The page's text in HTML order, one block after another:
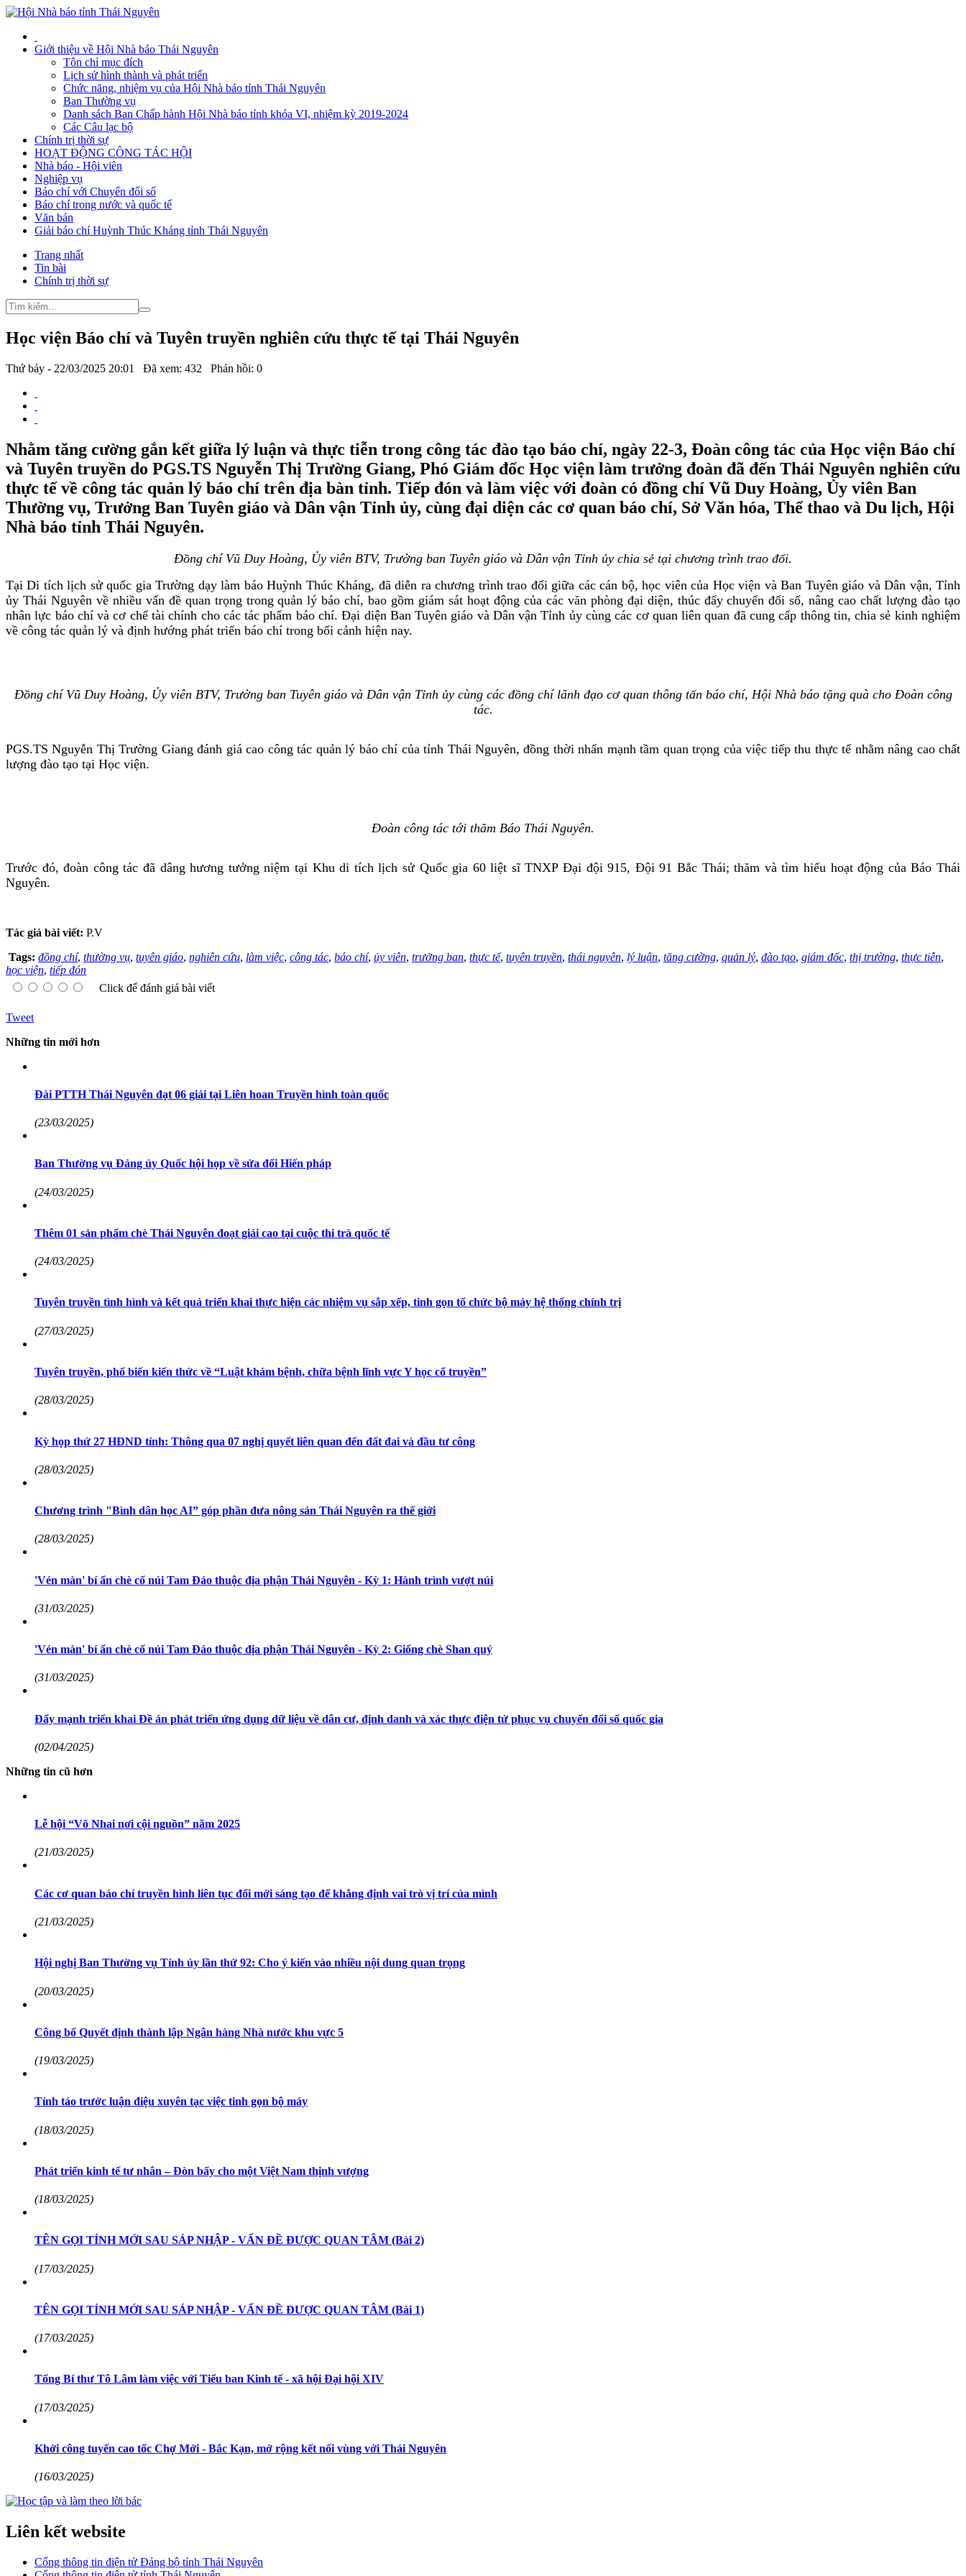
Giới thiệu về Hội Nhà báo Thái Nguyên
Tôn chỉ mục đích
Lịch sử hình thành và phát triển
Chức năng, nhiệm vụ của Hội Nhà báo tỉnh Thái Nguyên
Ban Thường vụ
Danh sách Ban Chấp hành Hội Nhà báo tỉnh khóa VI, nhiệm kỳ 2019-2024
Các Câu lạc bộ
Chính trị thời sự
HOẠT ĐỘNG CÔNG TÁC HỘI
Nhà báo - Hội viên
Nghiệp vụ
Báo chí với Chuyển đổi số
Báo chí trong nước và quốc tế
Văn bản
Giải báo chí Huỳnh Thúc Kháng tỉnh Thái Nguyên
Trang nhất
Tin bài
Chính trị thời sự
Học viện Báo chí và Tuyên truyền nghiên cứu thực tế tại Thái Nguyên
Thứ bảy - 22/03/2025 20:01 Đã xem: 432 Phản hồi: 0
Nhằm tăng cường gắn kết giữa lý luận và thực tiễn trong công tác đào tạo báo chí, ngày 22-3, Đoàn công tác của Học viện Báo chí
và Tuyên truyền do PGS.TS Nguyễn Thị Trường Giang, Phó Giám đốc Học viện làm trưởng đoàn đã đến Thái Nguyên nghiên cứu
thực tế về công tác quản lý báo chí trên địa bàn tỉnh. Tiếp đón và làm việc với đoàn có đồng chí Vũ Duy Hoàng, Ủy viên Ban
Thường vụ, Trưởng Ban Tuyên giáo và Dân vận Tỉnh ủy, cùng đại diện các cơ quan báo chí, Sở Văn hóa, Thể thao và Du lịch, Hội
Nhà báo tỉnh Thái Nguyên.
Đồng chí Vũ Duy Hoàng, Ủy viên BTV, Trưởng ban Tuyên giáo và Dân vận Tỉnh ủy chia sẻ tại chương trình trao đổi.
Tại Di tích lịch sử quốc gia Trường dạy làm báo Huỳnh Thúc Kháng, đã diễn ra chương trình trao đổi giữa các cán bộ, học viên của Học viện và Ban Tuyên giáo và Dân vận, Tỉnh
ủy Thái Nguyên về nhiều vấn đề quan trọng trong quản lý báo chí, bao gồm giám sát hoạt động của các văn phòng đại diện, thúc đẩy chuyển đổi số, nâng cao chất lượng đào tạo
nhân lực báo chí và cơ chế tài chính cho các tác phẩm báo chí. Đại diện Ban Tuyên giáo và Dân vận Tỉnh ủy cùng các cơ quan liên quan đã cung cấp thông tin, chia sẻ kinh nghiệm
về công tác quản lý và định hướng phát triển báo chí trong bối cảnh hiện nay.
Đồng chí Vũ Duy Hoàng, Ủy viên BTV, Trưởng ban Tuyên giáo và Dân vận Tỉnh ủy cùng các đồng chí lãnh đạo cơ quan thông tấn báo chí, Hội Nhà báo tặng quà cho Đoàn công
tác.
PGS.TS Nguyễn Thị Trường Giang đánh giá cao công tác quản lý báo chí của tỉnh Thái Nguyên, đồng thời nhấn mạnh tầm quan trọng của việc tiếp thu thực tế nhằm nâng cao chất
lượng đào tạo tại Học viện.
Đoàn công tác tới thăm Báo Thái Nguyên.
Trước đó, đoàn công tác đã dâng hương tưởng niệm tại Khu di tích lịch sử Quốc gia 60 liệt sĩ TNXP Đại đội 915, Đội 91 Bắc Thái; thăm và tìm hiểu hoạt động của Báo Thái
Nguyên.
Tác giả bài viết: P.V
Tags: đồng chí, thường vụ, tuyên giáo, nghiên cứu, làm việc, công tác, báo chí, ủy viên, trưởng ban, thực tế, tuyên truyền, thái nguyên, lý luận, tăng cường, quản lý, đào tạo, giám đốc, thị trường, thực tiễn,
học viện, tiếp đón
Click để đánh giá bài viết
Tweet
Những tin mới hơn
Đài PTTH Thái Nguyên đạt 06 giải tại Liên hoan Truyền hình toàn quốc
(23/03/2025)
Ban Thường vụ Đảng ủy Quốc hội họp về sửa đổi Hiến pháp
(24/03/2025)
Thêm 01 sản phẩm chè Thái Nguyên đoạt giải cao tại cuộc thi trà quốc tế
(24/03/2025)
Tuyên truyền tình hình và kết quả triển khai thực hiện các nhiệm vụ sắp xếp, tinh gọn tổ chức bộ máy hệ thống chính trị
(27/03/2025)
Tuyên truyền, phổ biến kiến thức về “Luật khám bệnh, chữa bệnh lĩnh vực Y học cổ truyền”
(28/03/2025)
Kỳ họp thứ 27 HĐND tỉnh: Thông qua 07 nghị quyết liên quan đến đất đai và đầu tư công
(28/03/2025)
Chương trình "Bình dân học AI” góp phần đưa nông sản Thái Nguyên ra thế giới
(28/03/2025)
'Vén màn' bí ẩn chè cổ núi Tam Đảo thuộc địa phận Thái Nguyên - Kỳ 1: Hành trình vượt núi
(31/03/2025)
'Vén màn' bí ẩn chè cổ núi Tam Đảo thuộc địa phận Thái Nguyên - Kỳ 2: Giống chè Shan quý
(31/03/2025)
Đẩy mạnh triển khai Đề án phát triển ứng dụng dữ liệu về dân cư, định danh và xác thực điện tử phục vụ chuyển đổi số quốc gia
(02/04/2025)
Những tin cũ hơn
Lễ hội “Võ Nhai nơi cội nguồn” năm 2025
(21/03/2025)
Các cơ quan báo chí truyền hình liên tục đổi mới sáng tạo để khẳng định vai trò vị trí của mình
(21/03/2025)
Hội nghị Ban Thường vụ Tỉnh ủy lần thứ 92: Cho ý kiến vào nhiều nội dung quan trọng
(20/03/2025)
Công bố Quyết định thành lập Ngân hàng Nhà nước khu vực 5
(19/03/2025)
Tỉnh táo trước luận điệu xuyên tạc việc tinh gọn bộ máy
(18/03/2025)
Phát triển kinh tế tư nhân – Đòn bẩy cho một Việt Nam thịnh vượng
(18/03/2025)
TÊN GỌI TỈNH MỚI SAU SÁP NHẬP - VẤN ĐỀ ĐƯỢC QUAN TÂM (Bài 2)
(17/03/2025)
TÊN GỌI TỈNH MỚI SAU SÁP NHẬP - VẤN ĐỀ ĐƯỢC QUAN TÂM (Bài 1)
(17/03/2025)
Tổng Bí thư Tô Lâm làm việc với Tiểu ban Kinh tế - xã hội Đại hội XIV
(17/03/2025)
Khởi công tuyến cao tốc Chợ Mới - Bắc Kạn, mở rộng kết nối vùng với Thái Nguyên
(16/03/2025)
Liên kết website
Cổng thông tin điện tử Đảng bộ tỉnh Thái Nguyên